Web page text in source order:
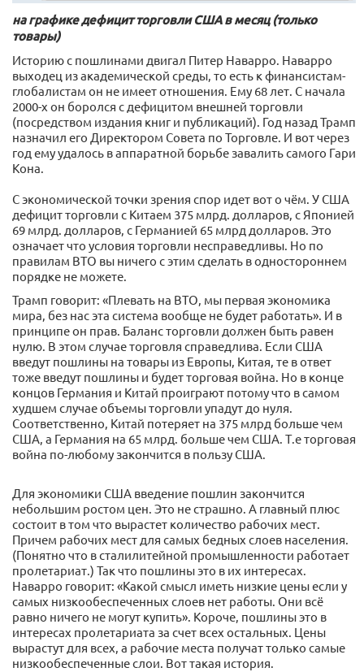
на графике дефицит торговли США в месяц (только
товары)
Историю с пошлинами двигал Питер Наварро. Наварро
выходец из академической среды, то есть к финансистам-
глобалистам он не имеет отношения. Ему 68 лет. С начала
2000-х он боролся с дефицитом внешней торговли
(посредством издания книг и публикаций). Год назад Трамп
назначил его Директором Совета по Торговле. И вот через
год ему удалось в аппаратной борьбе завалить самого Гари
Кона.
С экономической точки зрения спор идет вот о чём. У США
дефицит торговли с Китаем 375 млрд. долларов, с Японией
69 млрд. долларов, с Германией 65 млрд долларов. Это
означает что условия торговли несправедливы. Но по
правилам ВТО вы ничего с этим сделать в одностороннем
порядке не можете.
Трамп говорит: «Плевать на ВТО, мы первая экономика
мира, без нас эта система вообще не будет работать». И в
принципе он прав. Баланс торговли должен быть равен
нулю. В этом случае торговля справедлива. Если США
введут пошлины на товары из Европы, Китая, те в ответ
тоже введут пошлины и будет торговая война. Но в конце
концов Германия и Китай проиграют потому что в самом
худшем случае объемы торговли упадут до нуля.
Соответственно, Китай потеряет на 375 млрд больше чем
США, а Германия на 65 млрд. больше чем США. Т.е торговая
война по-любому закончится в пользу США.
Для экономики США введение пошлин закончится
небольшим ростом цен. Это не страшно. А главный плюс
состоит в том что вырастет количество рабочих мест.
Причем рабочих мест для самых бедных слоев населения.
(Понятно что в сталилитейной промышленности работает
пролетариат.) Так что пошлины это в их интересах.
Наварро говорит: «Какой смысл иметь низкие цены если у
самых низкообеспеченных слоев нет работы. Они всё
равно ничего не могут купить». Короче, пошлины это в
интересах пролетариата за счет всех остальных. Цены
вырастут для всех, а рабочие места получат только самые
низкообеспеченные слои. Вот такая история.